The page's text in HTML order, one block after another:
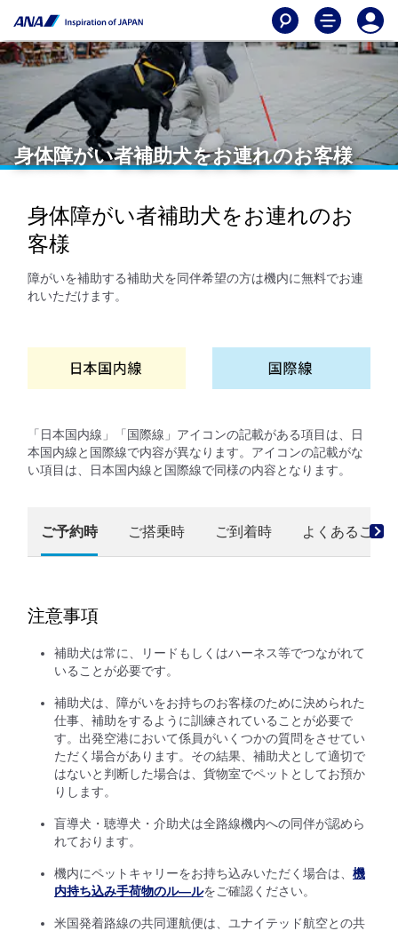
身体障がい者補助犬をお連れのお客様
身体障がい者補助犬をお連れのお
客様
障がいを補助する補助犬を同伴希望の方は機内に無料でお連
れいただけます。
「日本国内線」「国際線」アイコンの記載がある項目は、日
本国内線と国際線で内容が異なります。アイコンの記載がな
い項目は、日本国内線と国際線で同様の内容となります。
ご予約時 ご搭乗時 ご到着時 よくあるご質
注意事項
補助犬は常に、リードもしくはハーネス等でつながれて
いることが必要です。
補助犬は、障がいをお持ちのお客様のために決められた
仕事、補助をするように訓練されていることが必要で
す。出発空港において係員がいくつかの質問をさせてい
ただく場合があります。その結果、補助犬として適切で
はないと判断した場合は、貨物室でペットとしてお預か
りします。
盲導犬・聴導犬・介助犬は全路線機内への同伴が認めら
れております。
機内にペットキャリーをお持ち込みいただく場合は、 機
内持ち込み手荷物のル―ルをご確認ください。
米国発着路線の共同運航便は、ユナイテッド航空との共